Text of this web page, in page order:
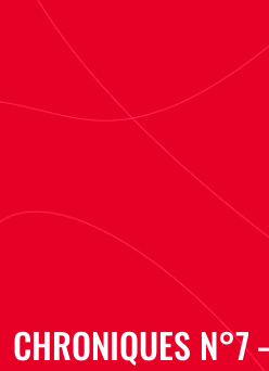
CHRONIQUES